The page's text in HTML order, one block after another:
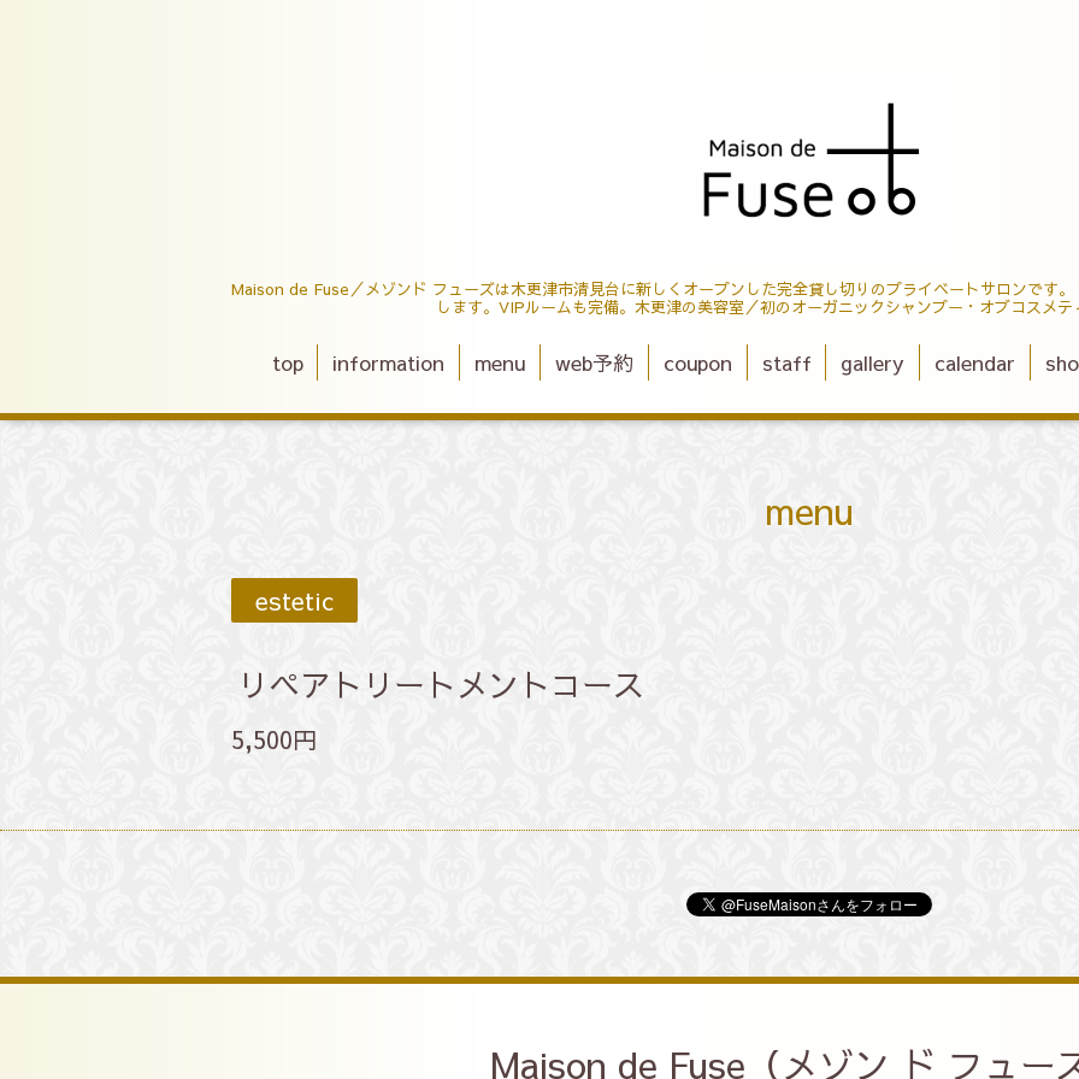
Maison de Fuse／メゾンド フューズは木更津市清見台に新しくオープンした完全貸し切りのプライベートサロンです
します。VIPルームも完備。木更津の美容室／初のオーガニックシャンプー・オブコスメ
top information menu web予約 coupon staff gallery calendar
menu
estetic
リペアトリートメントコース
5,500円
Maison de Fuse（メゾン ド フュー